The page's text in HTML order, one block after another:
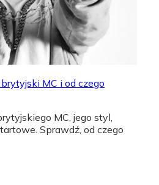
MC i od czego
MC, jego styl,
Sprawdź, od czego